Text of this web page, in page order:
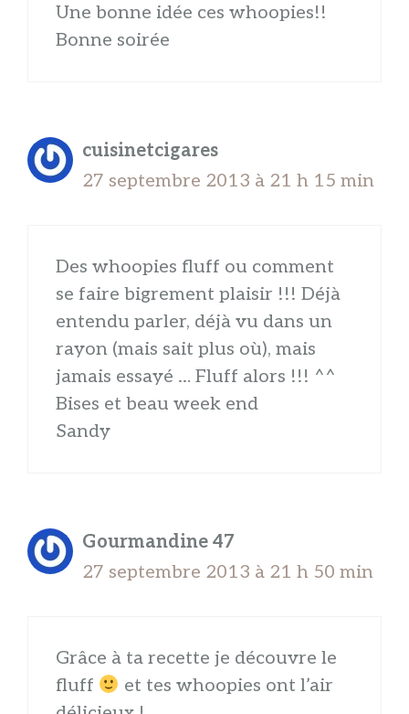
Une bonne idée ces whoopies!!
Bonne soirée
cuisinetcigares
27 septembre 2013 à 21 h 15 min
Des whoopies fluff ou comment
se faire bigrement plaisir !!! Déjà
entendu parler, déjà vu dans un
rayon (mais sait plus où), mais
jamais essayé … Fluff alors !!! ^^
Bises et beau week end
Sandy
Gourmandine 47
27 septembre 2013 à 21 h 50 min
Grâce à ta recette je découvre le
fluff
et tes whoopies ont l’air